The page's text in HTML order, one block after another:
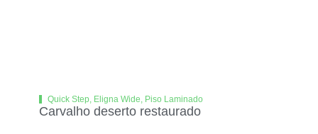
Quick Step, Eligna Wide, Piso Laminado
Carvalho deserto restaurado